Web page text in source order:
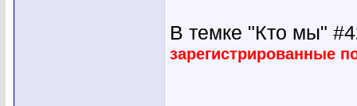
В темке "Кто мы"
зарегистрированные